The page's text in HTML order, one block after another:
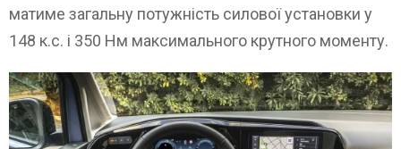
матиме загальну потужність силової установки у
148 к.с. і 350 Нм максимального крутного моменту.